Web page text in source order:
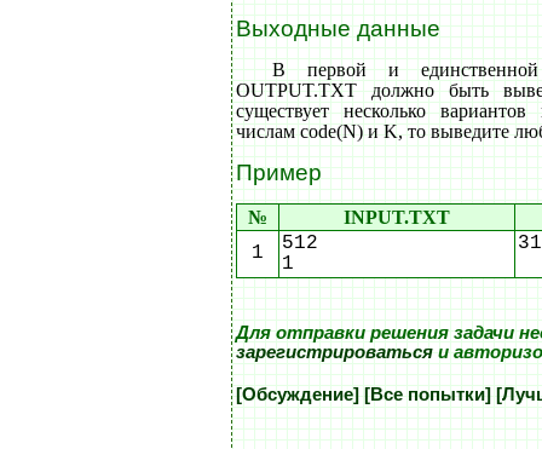
Выходные данные
В первой и
OUTPUT.TXT должно быть
существует несколько
числам code(N) и K, то выведите
Пример
№ INPUT.TXT
1
512
1
Для отправки решения задачи
зарегистрироватьсяи
[Обсуждение] [Все попытки]